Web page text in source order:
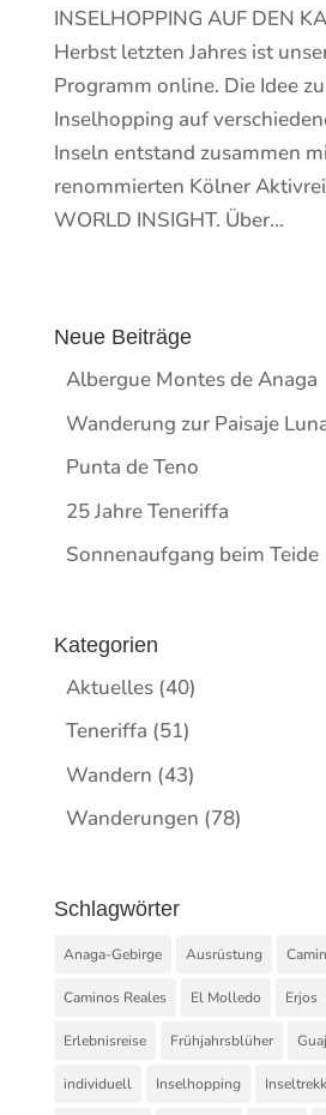
INSELHOPPING AUF DEN
Herbst letzten Jahres ist
Programm online. Die Idee
Inselhopping auf
Inseln entstand zusammen
renommierten Kölner
WORLD INSIGHT. Über...
Neue Beiträge
Albergue Montes de Anaga
Wanderung zur Paisaje
Punta de Teno
25 Jahre Teneriffa
Sonnenaufgang beim Teide
Kategorien
Aktuelles(40)
Teneriffa (51)
Wandern (43)
Wanderungen (78)
Schlagwörter
Anaga-Gebirge Ausrüstung
Caminos Reales El Molledo Erjos
Erlebnisreise Frühjahrsblüher
individuell Inselhopping